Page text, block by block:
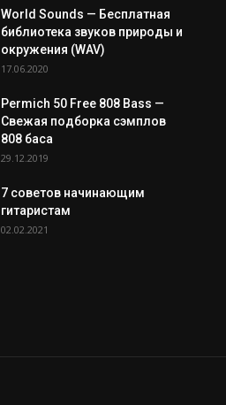
World Sounds — Бесплатная
библиотека звуков природы и
окружения (WAV)
17.06.2020
Permich 50 Free 808 Bass —
Свежая подборка сэмплов
808 баса
29.12.2019
7 советов начинающим
гитаристам
02.02.2021